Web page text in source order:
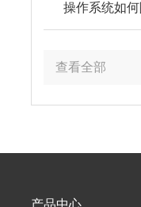
操作系统如
槛？
查看全部
产品中心